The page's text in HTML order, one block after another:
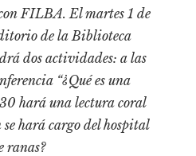
FILBA. El martes 1 de
de la Biblioteca
dos actividades: a las
“¿Qué es una
hará una lectura coral
hará cargo del hospital
ranas?